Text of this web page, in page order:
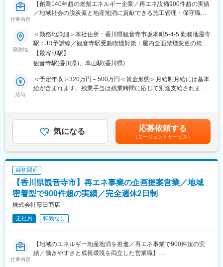
■業務の魅力
ケティング業務を推進できます。
■教育体制
OJTを中心に、実務を通じたスキルアップをしっかりサポートし
■就業環境
将来的にはマーケティング責任者や新規事業開発など、キャリア
の幅を広げることが可能です。
■企業の特徴/魅力
創業140年を超える地域密着型の老舗企業として、多角的な事業
展開と新しい挑戦を続けています。
変更の範囲：会社の定める業務
仕事内容
【創業140年超の老舗エネルギー企業／再エネ設備900件超の実績
／地域社会の脱炭素と地産地消に貢献できる施工管理・保守職】
■業務概要
当社にて、太陽光発電所および蓄電所のO&M業務（運転・保守・
点検）および新規発電所の施工管理業務を中心に担当していただ
きます。香川・愛媛・徳島エリアを中心とした現場で、設備の安
全かつ安定した稼働と、必要に応じた設備改修・改善の提案を行
い、地域のエネルギー供給を支える重要なポジションです。
・現場でのO&M業務全般（運転・保守・点検）、不具合時の一次
対応
・新規発電所や設備増設時の施工管理（工程管理・品質管理・安
・現場スタッフや協力会社との調整、作業指示
・設備運用に関する報告書作成、PCでのデータ入力・管理
■扱うサービス
太陽光発電所や蓄電所のEPC・O&M事業。地域のエネルギーの地
運営を進めています。
勤務地
＜勤務地詳細＞本社住所：香川県観音寺市坂本町5-4-5 勤務地最寄
駅：JR予讃線／観音寺駅受動喫煙対策：屋内全面禁煙変更の範
囲：会社の定める事業所
【最寄り駅】
観音寺駅(香川県)、本山駅(香川県)
給与
＜予定年収＞320万円～500万円＜賃金形態＞月給制月給には基本
給が含まれます。残業手当は残業時間に応じて別途支給されま
くまでも目安の金額であり、選考を通じて上下する可能性があり
ます。月給(月額)は固定手当を含めた表記です。
気になる 応募依頼する
（エージェントサービス）
締切間近
【香川県観音寺市】再エネ事業の企画提案営業／地域
密着型で900件超の実績／完全週休2日制
株式会社藤田商店
正社員 転勤なし
仕事内容
【地域のエネルギー地産地消を推進／再エネ事業で900件超の実
績／働きやすさと成長環境を両立した営業職】